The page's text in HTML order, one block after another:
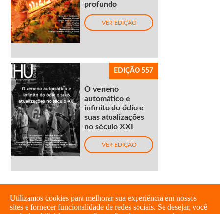
profundo
VER EDIÇÃO
EDIÇÃO 557
O veneno
automático e
infinito do ódio e
suas atualizações
no século XXI
VER EDIÇÃO
Utilizamos cookies para melhorar sua experiência em nossos
sites e fornecer funcionalidade de redes sociais. Se desejar, você